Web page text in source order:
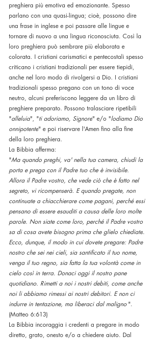
preghiera più emotiva ed emozionante. Spesso
parlano con una quasi-lingua; cioè, possono dire
una frase in inglese e poi passare alle lingue e
tornare di nuovo a una lingua riconosciuta. Così la
loro preghiera può sembrare più elaborata e
colorata. I cristiani carismatici e pentecostali spesso
criticano i cristiani tradizionali per essere tiepidi,
anche nel loro modo di rivolgersi a Dio. I cristiani
tradizionali spesso pregano con un tono di voce
neutro, alcuni preferiscono leggere da un libro di
preghiere preparato. Possono tralasciare ripetibili
"alleluia", "ti adoriamo, Signore" e/o "lodiamo Dio
onnipotente" e poi riservare l'Amen fino alla fine
della loro preghiera.
La Bibbia afferma:
"Ma quando preghi, va' nella tua camera, chiudi la
porta e prega con il Padre tuo che è invisibile.
Allora il Padre vostro, che vede ciò che è fatto nel
segreto, vi ricompenserà. E quando pregate, non
continuate a chiacchierare come pagani, perché essi
pensano di essere esauditi a causa delle loro molte
parole. Non siate come loro, perché il Padre vostro
sa di cosa avete bisogno prima che glielo chiediate.
Ecco, dunque, il modo in cui dovete pregare: Padre
nostro che sei nei cieli, sia santificato il tuo nome,
venga il tuo regno, sia fatta la tua volontà come in
cielo così in terra. Donaci oggi il nostro pane
quotidiano. Rimetti a noi i nostri debiti, come anche
noi li abbiamo rimessi ai nostri debitori. E non ci
indurre in tentazione, ma liberaci dal maligno'".
(Matteo 6:613)
La Bibbia incoraggia i credenti a pregare in modo
diretto, grato, onesto e/o a chiedere aiuto. Dal